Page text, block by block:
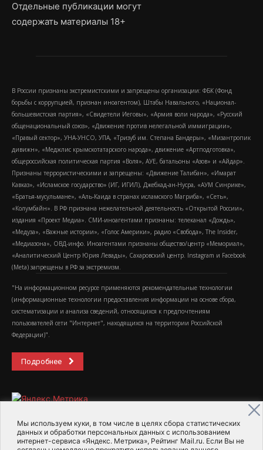
Мы используем куки, в том числе в целях сбора статистических
данных и обработки персональных данных с использованием
интернет-сервиса «Яндекс. Метрика», Рейтинг Mail.ru. Если Вы не
Отдельные публикации могут
содержать материалы 18+
В России признаны экстремистскими и запрещены организации: ФБК (Фонд
борьбы с коррупцией, признан иноагентом), Штабы Навального, «Национал-
большевистская партия», «Свидетели Иеговы», «Армия воли народа», «Русский
общенациональный союз», «Движение против нелегальной иммиграции»,
«Правый сектор», УНА-УНСО, УПА, «Тризуб им. Степана Бандеры», «Мизантропик
дивижн», «Меджлис крымскотатарского народа», движение «Артподготовка»,
общероссийская политическая партия «Воля», АУЕ, батальоны «Азов» и «Айдар».
Признаны террористическими и запрещены: «Движение Талибан», «Имарат
Кавказ», «Исламское государство» (ИГ, ИГИЛ), Джебхад-ан-Нусра, «АУМ Синрике»,
«Братья-мусульмане», «Аль-Каида в странах исламского Магриба», «Сеть»,
«Колумбайн». В РФ признана нежелательной деятельность «Открытой России»,
издания «Проект Медиа». СМИ-иноагентами признаны: телеканал «Дождь»,
«Медуза», «Важные истории», «Голос Америки», радио «Свобода», The Insider,
«Медиазона», ОВД-инфо. Иноагентами признаны общество/центр «Мемориал»,
«Аналитический Центр Юрия Левады», Сахаровский центр. Instagram и Facebook
(Metа) запрещены в РФ за экстремизм.
"На информационном ресурсе применяются рекомендательные технологии
(информационные технологии предоставления информации на основе сбора,
систематизации и анализа сведений, относящихся к предпочтениям
пользователей сети "Интернет", находящихся на территории Российской
Федерации)".
Подробнее